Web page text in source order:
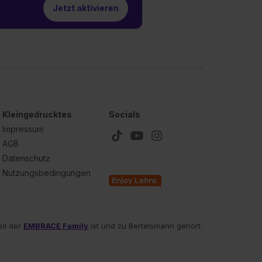
Jetzt aktivieren
Kleingedrucktes
Impressum
AGB
Datenschutz
Nutzungsbedingungen
Socials
der EMBRACE Family ist und zu Bertelsmann gehört.